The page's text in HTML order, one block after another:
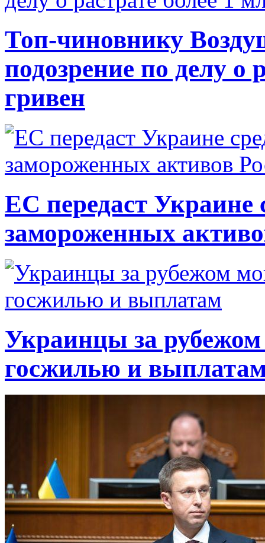
Топ-чиновнику
подозрение по делу о
гривен
ЕС передаст Украине
замороженных
Украинцы за рубежом
госжилью и